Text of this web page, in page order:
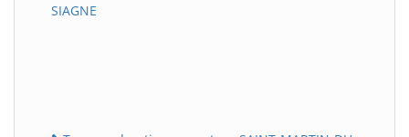
SIAGNE